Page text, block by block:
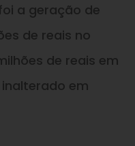
a geração de
de reais no
de reais em
em